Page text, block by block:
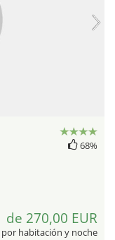
68%
de 270,00 EUR
por habitación y noche